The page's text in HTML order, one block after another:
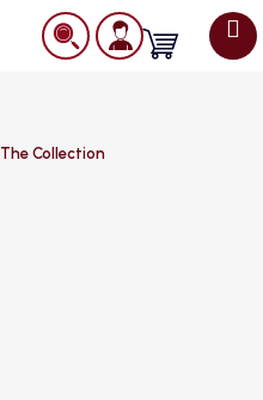
Nákupný
The Collection